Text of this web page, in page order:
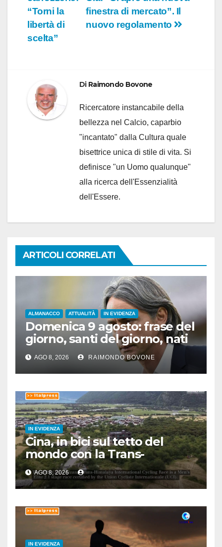
articoli
finestra di mercato”. Il
nuovo regolamento
“Torni la
libertà di
scelta”
Di Raimondo Bovone
Ricercatore instancabile della
bellezza nel Calcio, caparbio
"incantato" dalla Cultura quale
bisettrice unica di stile di vita. Si
definisce "un Uomo qualunque"
alla ricerca dell'Essenzialità
dell'Essere.
ARTICOLI CORRELATI
ALMANACCO ATTUALITÀ IN EVIDENZA
Domenica 9 agosto: frase del
giorno, santi del giorno, nati
famosi, accadde oggi
AGO 8, 2026 RAIMONDO BOVONE
IN EVIDENZA
Cina, in bici sul tetto del
mondo con la Trans-
Himalaya Race
AGO 8, 2026
IN EVIDENZA